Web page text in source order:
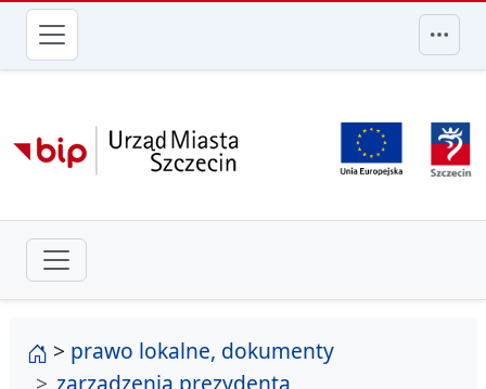
przejdź do głównego menu
strona główna
> prawo lokalne, dokumenty